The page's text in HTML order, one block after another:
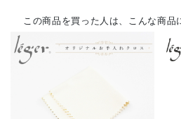
この商品を買った人は、こんな商品